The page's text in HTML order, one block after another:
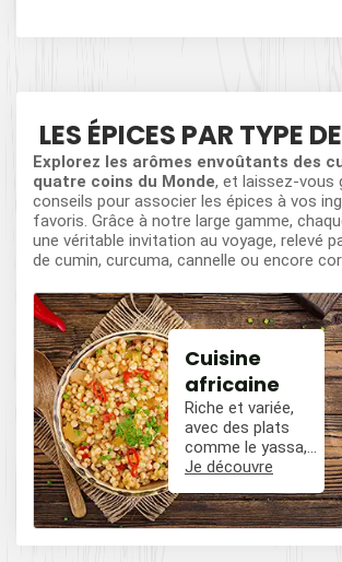
LES ÉPICES PAR TYPE
Explorez les arômes envoûtants des
quatre coins du Monde, et laissez-vous
conseils pour associer les épices à vos
favoris. Grâce à notre large gamme,
une véritable invitation au voyage, relevé
de cumin, curcuma, cannelle ou encore
Cuisine
africaine
Riche et variée,
avec des plats
comme le yassa,
le poulet mafé, et
épicées avec du
poivre, du cumin,
et des piments.
Je découvre